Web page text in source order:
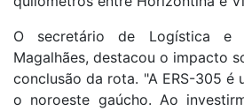
O secretário de Logística e
Magalhães, destacou o impacto
conclusão da rota. "A ERS-305 é
o noroeste gaúcho. Ao